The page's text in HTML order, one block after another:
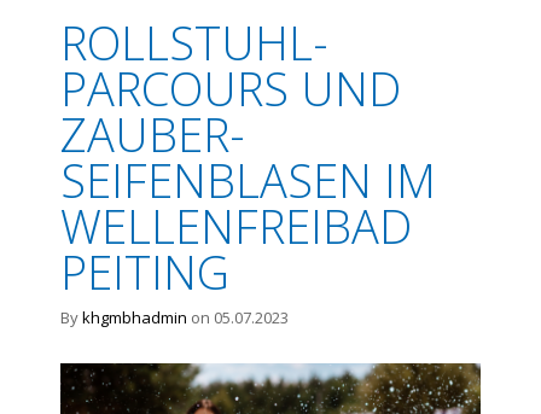
ROLLSTUHL-
PARCOURS UND
ZAUBER-
SEIFENBLASEN IM
WELLENFREIBAD
PEITING
Bykhgmbhadmin on 05.07.2023